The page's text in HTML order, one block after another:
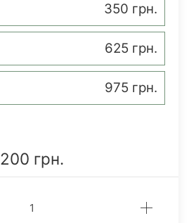
350 грн.
625 грн.
975 грн.
200 грн.